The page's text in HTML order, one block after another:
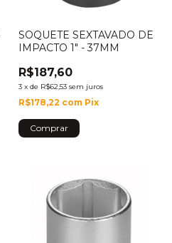
SOQUETE SEXTAVADO DE
IMPACTO 1" - 37MM
R$187,60
3 x de R$62,53 sem juros
R$178,22 com Pix